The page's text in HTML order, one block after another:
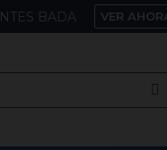
BADA
VER